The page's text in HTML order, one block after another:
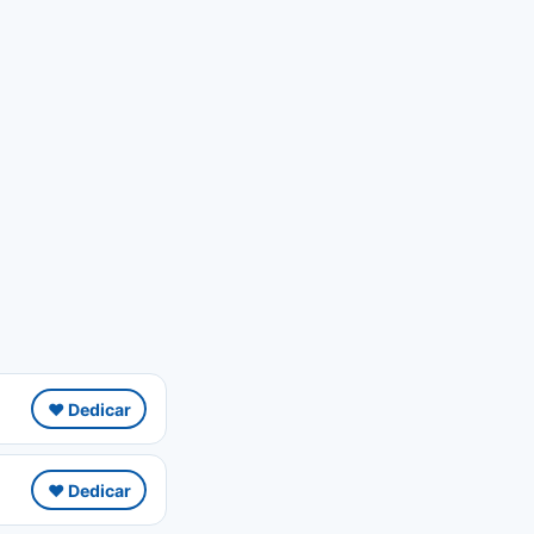
❤️ Dedicar
❤️ Dedicar